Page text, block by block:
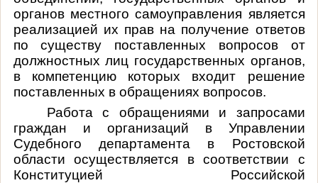
органов местного самоуправления является
реализацией их прав на получение ответов
по существу поставленных вопросов от
должностных лиц государственных органов,
в компетенцию которых входит решение
поставленных в обращениях вопросов.
Работа с обращениями и запросами
граждан и организаций в Управлении
Судебного департамента в Ростовской
области осуществляется в соответствии с
Конституцией Российской